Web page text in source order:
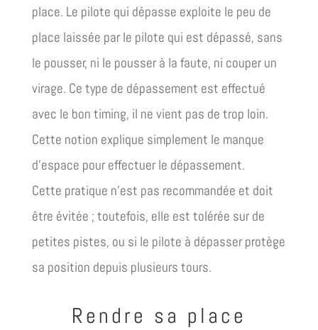
place. Le pilote qui dépasse exploite le peu de
place laissée par le pilote qui est dépassé, sans
le pousser, ni le pousser à la faute, ni couper un
virage. Ce type de dépassement est effectué
avec le bon timing, il ne vient pas de trop loin.
Cette notion explique simplement le manque
d’espace pour effectuer le dépassement.
Cette pratique n’est pas recommandée et doit
être évitée ; toutefois, elle est tolérée sur de
petites pistes, ou si le pilote à dépasser protège
sa position depuis plusieurs tours.
Rendre sa place